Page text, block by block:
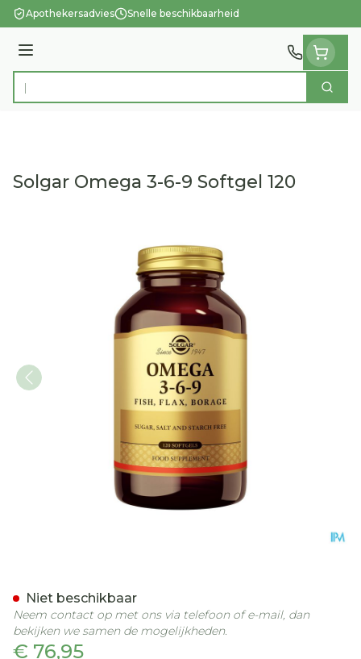
Ga naar de inhoud
Apothekersadvies Snelle beschikbaarheid
Menu
Product, merk, categorie... Zoek
Solgar Omega 3-6-9 Softgel 120
€ 76,95
Niet beschikbaar
Neem contact op met ons via telefoon of e-mail, dan
bekijken we samen de mogelijkheden.